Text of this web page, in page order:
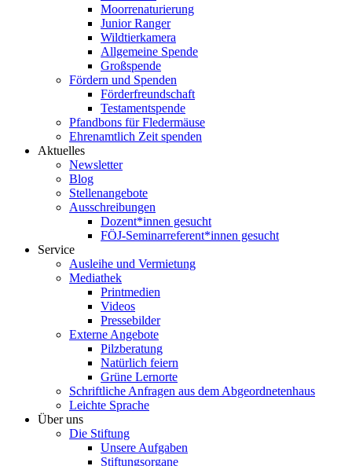
Moorrenaturierung
Junior Ranger
Wildtierkamera
Allgemeine Spende
Großspende
Fördern und Spenden
Förderfreundschaft
Testamentspende
Pfandbons für Fledermäuse
Ehrenamtlich Zeit spenden
Aktuelles
Newsletter
Blog
Stellenangebote
Ausschreibungen
Dozent*innen gesucht
FÖJ-Seminarreferent*innen gesucht
Service
Ausleihe und Vermietung
Mediathek
Printmedien
Videos
Pressebilder
Externe Angebote
Pilzberatung
Natürlich feiern
Grüne Lernorte
Schriftliche Anfragen aus dem Abgeordnetenhaus
Leichte Sprache
Über uns
Die Stiftung
Unsere Aufgaben
Stiftungsorgane